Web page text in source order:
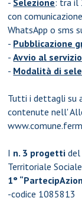
- Selezione: tra il
con
WhatsApp o sms
- Pubblicazione
-Avvio al servizio
- Modalità di
Tutti i dettagli su
contenute nell'
I n. 3 progetti del
Territoriale
1°
-codice 1085813